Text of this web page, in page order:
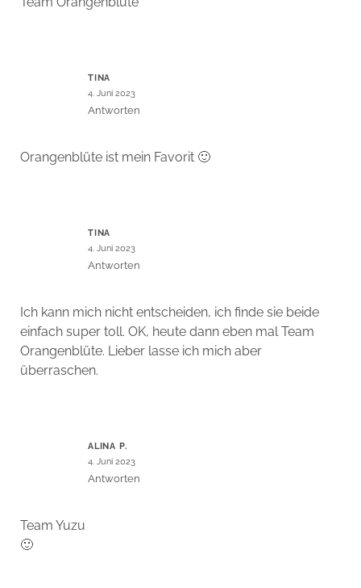
TINA
4. Juni 2023
Antworten
Orangenblüte ist mein Favorit 🙂
TINA
4. Juni 2023
Antworten
Ich kann mich nicht entscheiden, ich finde sie beide
einfach super toll. OK, heute dann eben mal Team
Orangenblüte. Lieber lasse ich mich aber
überraschen.
ALINA P.
4. Juni 2023
Antworten
Team Yuzu
🙂